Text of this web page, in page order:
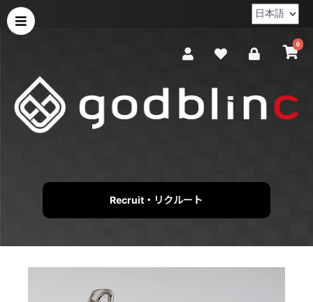
0
Recruit・リクルート